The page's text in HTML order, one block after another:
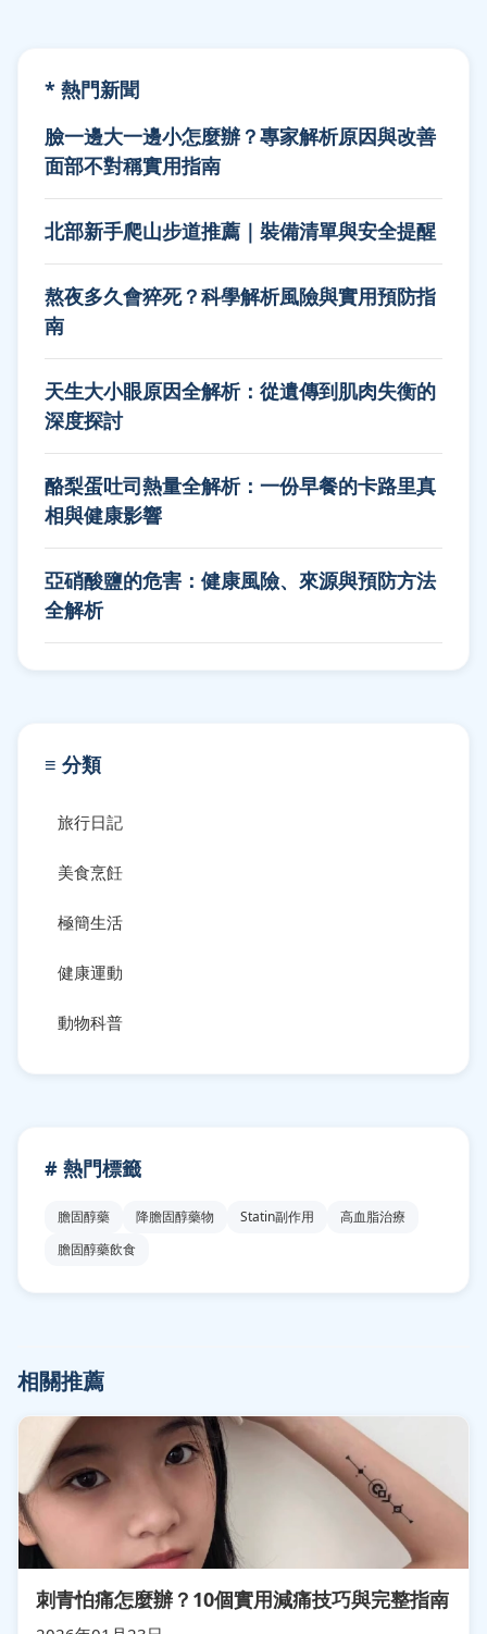
* 熱門新聞
臉一邊大一邊小怎麼辦？專家解析原因與改善
面部不對稱實用指南
北部新手爬山步道推薦｜裝備清單與安全提醒
熬夜多久會猝死？科學解析風險與實用預防指
南
天生大小眼原因全解析：從遺傳到肌肉失衡的
深度探討
酪梨蛋吐司熱量全解析：一份早餐的卡路里真
相與健康影響
亞硝酸鹽的危害：健康風險、來源與預防方法
全解析
≡ 分類
旅行日記
美食烹飪
極簡生活
健康運動
動物科普
# 熱門標籤
膽固醇藥 降膽固醇藥物 Statin副作用
高血脂治療
膽固醇藥飲食
相關推薦
刺青怕痛怎麼辦？10個實用減痛技巧與完整指南